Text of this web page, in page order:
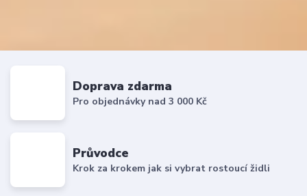
Doprava zdarma
Pro objednávky nad 3 000 Kč
Průvodce
Krok za krokem jak si vybrat rostoucí židli